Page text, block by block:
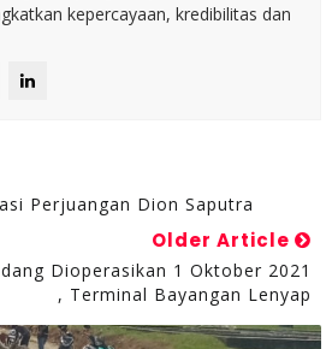
kepercayaan, kredibilitas dan
Perjuangan Dion Saputra
Older Article
Dioperasikan 1 Oktober 2021
, Terminal Bayangan Lenyap